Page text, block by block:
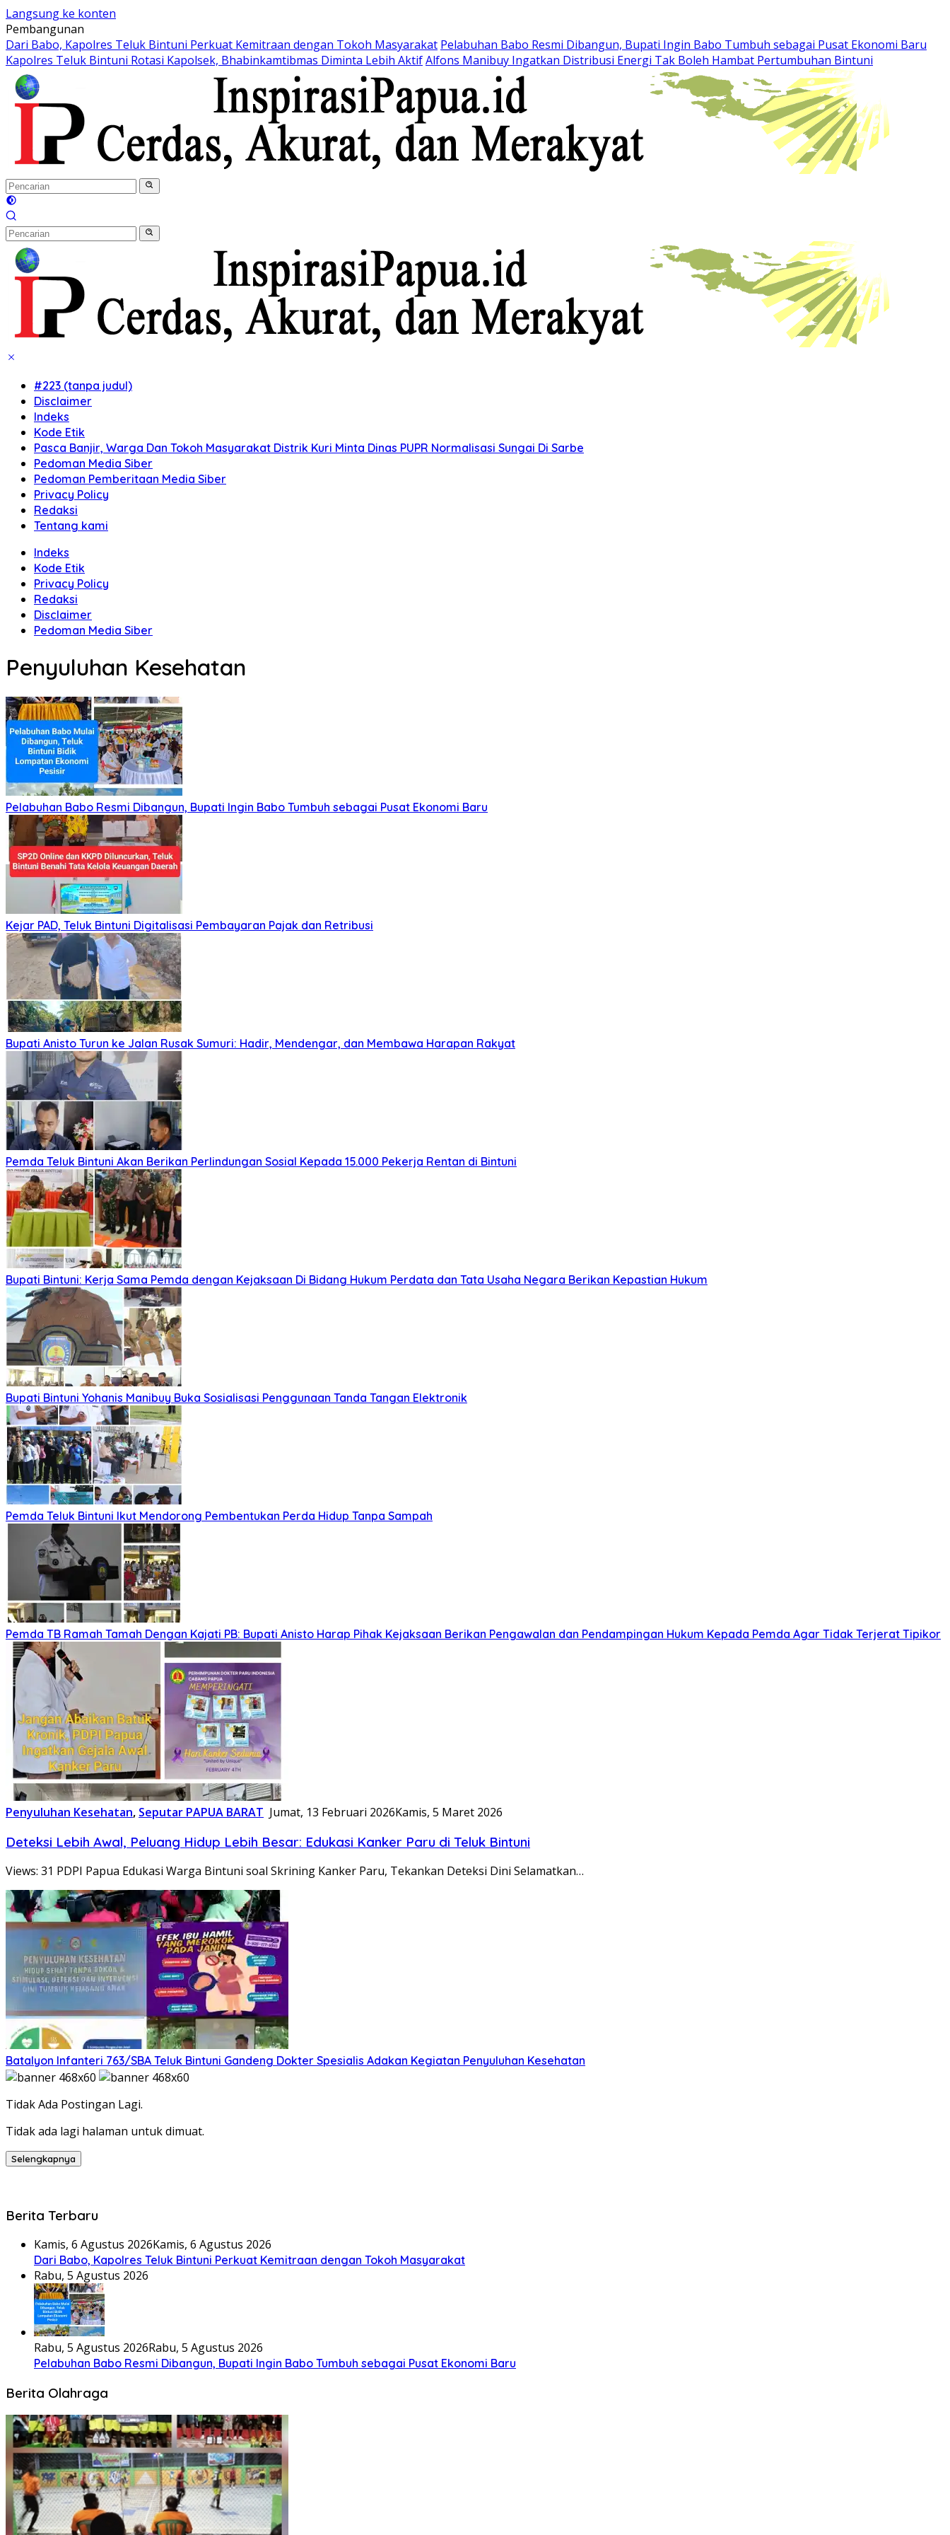
Langsung ke konten
Pembangunan
Dari Babo, Kapolres Teluk Bintuni Perkuat Kemitraan dengan Tokoh Masyarakat Pelabuhan Babo Resmi Dibangun, Bupati Ingin Babo Tumbuh sebagai Pusat Ekonomi Baru
Kapolres Teluk Bintuni Rotasi Kapolsek, Bhabinkamtibmas Diminta Lebih AktifAlfons Manibuy Ingatkan Distribusi Energi Tak Boleh Hambat Pertumbuhan Bintuni
#223 (tanpa judul)
Disclaimer
Indeks
Kode Etik
Pasca Banjir, Warga Dan Tokoh Masyarakat Distrik Kuri Minta Dinas PUPR Normalisasi Sungai Di Sarbe
Pedoman Media Siber
Pedoman Pemberitaan Media Siber
Privacy Policy
Redaksi
Tentang kami
Indeks
Kode Etik
Privacy Policy
Redaksi
Disclaimer
Pedoman Media Siber
Penyuluhan Kesehatan
Pelabuhan Babo Resmi Dibangun, Bupati Ingin Babo Tumbuh sebagai Pusat Ekonomi Baru
Kejar PAD, Teluk Bintuni Digitalisasi Pembayaran Pajak dan Retribusi
Bupati Anisto Turun ke Jalan Rusak Sumuri: Hadir, Mendengar, dan Membawa Harapan Rakyat
Pemda Teluk Bintuni Akan Berikan Perlindungan Sosial Kepada 15.000 Pekerja Rentan di Bintuni
Bupati Bintuni: Kerja Sama Pemda dengan Kejaksaan Di Bidang Hukum Perdata dan Tata Usaha Negara Berikan Kepastian Hukum
Bupati Bintuni Yohanis Manibuy Buka Sosialisasi Penggunaan Tanda Tangan Elektronik
Pemda Teluk Bintuni Ikut Mendorong Pembentukan Perda Hidup Tanpa Sampah
Pemda TB Ramah Tamah Dengan Kajati PB: Bupati Anisto Harap Pihak Kejaksaan Berikan Pengawalan dan Pendampingan Hukum Kepada Pemda Agar Tidak Terjerat Tipikor
Penyuluhan Kesehatan, Seputar PAPUA BARAT Jumat, 13 Februari 2026Kamis, 5 Maret 2026
Deteksi Lebih Awal, Peluang Hidup Lebih Besar: Edukasi Kanker Paru di Teluk Bintuni
Views: 31 PDPI Papua Edukasi Warga Bintuni soal Skrining Kanker Paru, Tekankan Deteksi Dini Selamatkan…
Batalyon Infanteri 763/SBA Teluk Bintuni Gandeng Dokter Spesialis Adakan Kegiatan Penyuluhan Kesehatan
Tidak Ada Postingan Lagi.
Tidak ada lagi halaman untuk dimuat.
Selengkapnya
Berita Terbaru
Kamis, 6 Agustus 2026Kamis, 6 Agustus 2026
Dari Babo, Kapolres Teluk Bintuni Perkuat Kemitraan dengan Tokoh Masyarakat
Rabu, 5 Agustus 2026
Rabu, 5 Agustus 2026Rabu, 5 Agustus 2026
Pelabuhan Babo Resmi Dibangun, Bupati Ingin Babo Tumbuh sebagai Pusat Ekonomi Baru
Berita Olahraga